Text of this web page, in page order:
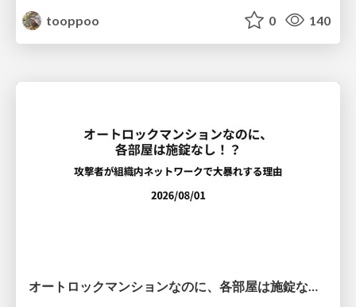
tooppoo
0 140
オートロックマンションなのに、各部屋は施錠なし！？ 攻撃者が組織内ネットワークで大暴れする理由 / The Front Door Is Locked, but the Rooms Are Wide Open: Why Attackers Move Freely Inside Enterprise Networks